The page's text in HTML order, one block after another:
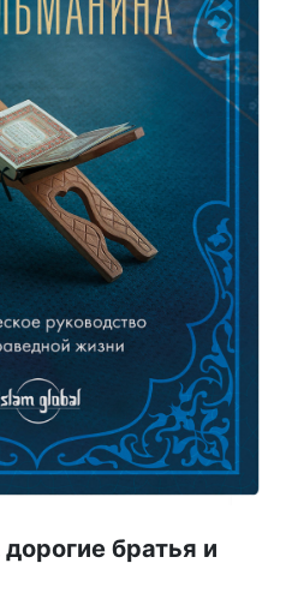
братья и